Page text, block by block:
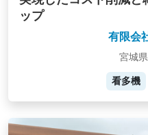
ップ
有限会
宮城
看多機